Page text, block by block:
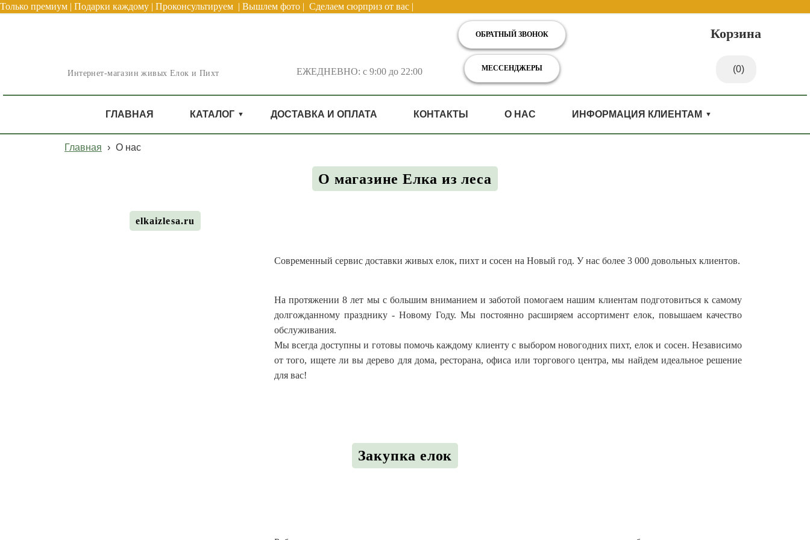
Только премиум | Подарки каждому | Проконсультируем | Вышлем фото | Сделаем сюрприз от вас |
Интернет-магазин живых Елок и Пихт ЕЖЕДНЕВНО: с 9:00 до 22:00
ОБРАТНЫЙ ЗВОНОК
МЕССЕНДЖЕРЫ
Корзина
(0)
ГЛАВНАЯ КАТАЛОГ ДОСТАВКА И ОПЛАТА КОНТАКТЫ О НАС ИНФОРМАЦИЯ КЛИЕНТАМ
Главная › О нас
О магазине Елка из леса
elkaizlesa.ru
Современный сервис доставки живых елок, пихт и сосен на Новый год. У нас более 3 000 довольных клиентов.
На протяжении 8 лет мы с большим вниманием и заботой помогаем нашим клиентам подготовиться к самому
долгожданному празднику - Новому Году. Мы постоянно расширяем ассортимент елок, повышаем качество
обслуживания.
Мы всегда доступны и готовы помочь каждому клиенту с выбором новогодних пихт, елок и сосен. Независимо
от того, ищете ли вы дерево для дома, ресторана, офиса или торгового центра, мы найдем идеальное решение
для вас!
Закупка елок